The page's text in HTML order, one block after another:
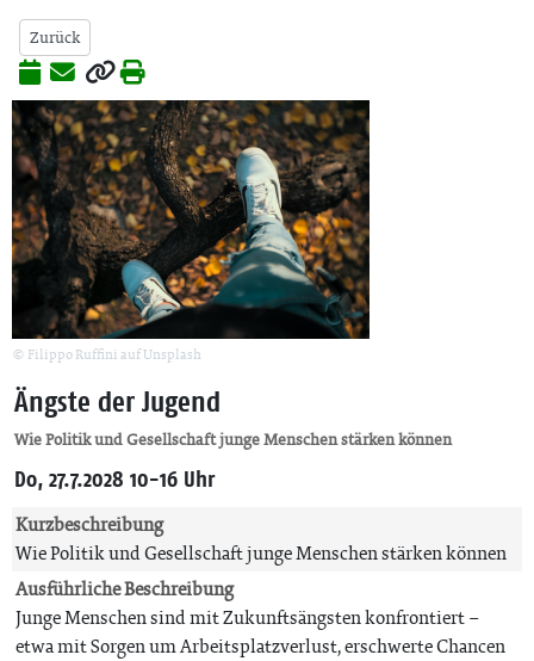
Zurück
© Filippo Ruffini auf Unsplash
Ängste der Jugend
Wie Politik und Gesellschaft junge Menschen stärken können
Do, 27.7.2028 10-16 Uhr
Kurzbeschreibung
Wie Politik und Gesellschaft junge Menschen stärken können
Ausführliche Beschreibung
Junge Menschen sind mit Zukunftsängsten konfrontiert –
etwa mit Sorgen um Arbeitsplatzverlust, erschwerte Chancen